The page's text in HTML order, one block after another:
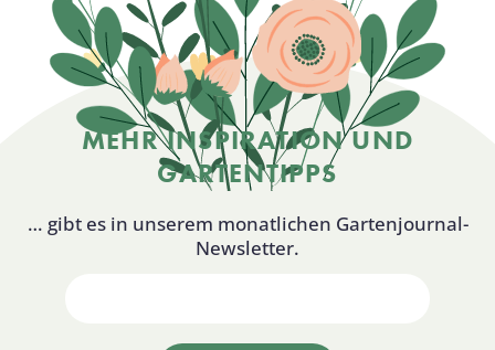
MEHR INSPIRATION UND
GARTENTIPPS
… gibt es in unserem monatlichen Gartenjournal-
Newsletter.